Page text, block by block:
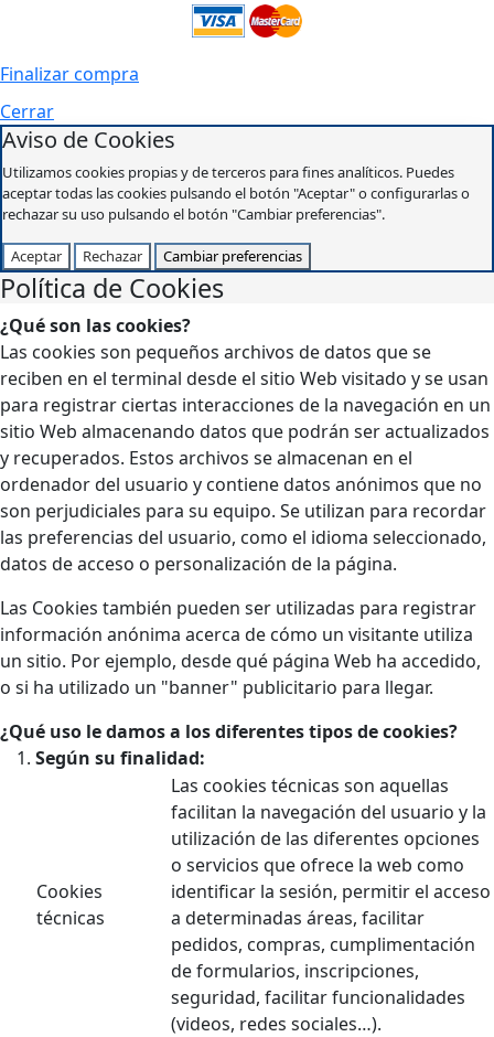
Finalizar compra
Cerrar
Aviso de Cookies
Utilizamos cookies propias y de terceros para fines analíticos. Puedes
aceptar todas las cookies pulsando el botón "Aceptar" o configurarlas o
rechazar su uso pulsando el botón "Cambiar preferencias".
Aceptar Rechazar Cambiar preferencias
Política de Cookies
¿Qué son las cookies?
Las cookies son pequeños archivos de datos que se
reciben en el terminal desde el sitio Web visitado y se usan
para registrar ciertas interacciones de la navegación en un
sitio Web almacenando datos que podrán ser actualizados
y recuperados. Estos archivos se almacenan en el
ordenador del usuario y contiene datos anónimos que no
son perjudiciales para su equipo. Se utilizan para recordar
las preferencias del usuario, como el idioma seleccionado,
datos de acceso o personalización de la página.
Las Cookies también pueden ser utilizadas para registrar
información anónima acerca de cómo un visitante utiliza
un sitio. Por ejemplo, desde qué página Web ha accedido,
o si ha utilizado un "banner" publicitario para llegar.
¿Qué uso le damos a los diferentes tipos de cookies?
Según su finalidad:
Cookies
técnicas
Las cookies técnicas son aquellas
facilitan la navegación del usuario y la
utilización de las diferentes opciones
o servicios que ofrece la web como
identificar la sesión, permitir el acceso
a determinadas áreas, facilitar
pedidos, compras, cumplimentación
de formularios, inscripciones,
seguridad, facilitar funcionalidades
(videos, redes sociales…).